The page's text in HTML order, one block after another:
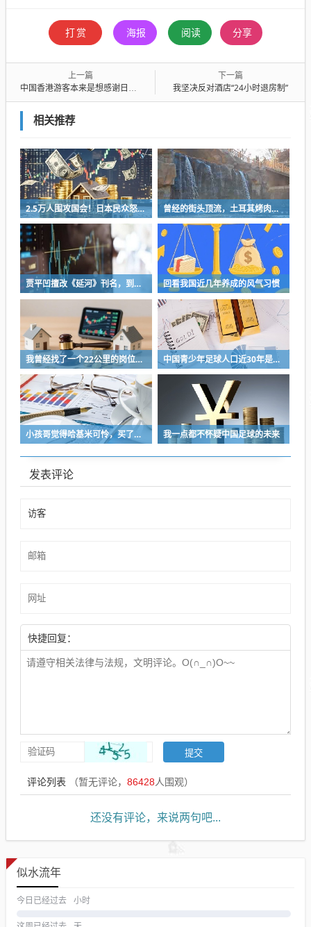
打赏 海报 阅读 分享
上一篇
中国香港游客本来是想感谢日本，结果一段视频把自己送上了热搜……
下一篇
我坚决反对酒店“24小时退房制”
相关推荐
2.5万人围攻国会！日本民众怒了：让她下台！ 曾经的街头顶流，土耳其烤肉为什么消失了？
贾平凹擅改《延河》刊名，到底错在哪里？这三点才是问题的关键 回看我国近几年养成的风气习惯
我曾经找了一个22公里的岗位，坚持了2个星期就坚持不下去了 中国青少年足球人口近30年是断崖式下降
小孩哥觉得哈基米可怜，买了火腿肠喂哈基米，结果哈基米直接叼走他的鹦鹉… 我一点都不怀疑中国足球的未来
发表评论
快捷回复：
评论列表 （暂无评论， 86428人围观）
还没有评论，来说两句吧...
似水流年
今日已经过去 小时